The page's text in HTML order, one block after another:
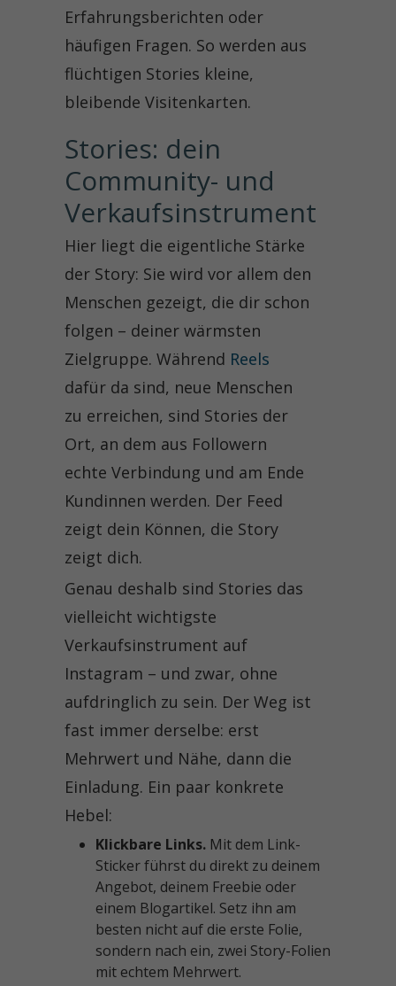
Erfahrungsberichten oder
häufigen Fragen. So werden aus
flüchtigen Stories kleine,
bleibende Visitenkarten.
Stories: dein
Community- und
Verkaufsinstrument
Hier liegt die eigentliche Stärke
der Story: Sie wird vor allem den
Menschen gezeigt, die dir schon
folgen – deiner wärmsten
Zielgruppe. Während Reels
dafür da sind, neue Menschen
zu erreichen, sind Stories der
Ort, an dem aus Followern
echte Verbindung und am Ende
Kundinnen werden. Der Feed
zeigt dein Können, die Story
zeigt dich.
Genau deshalb sind Stories das
vielleicht wichtigste
Verkaufsinstrument auf
Instagram – und zwar, ohne
aufdringlich zu sein. Der Weg ist
fast immer derselbe: erst
Mehrwert und Nähe, dann die
Einladung. Ein paar konkrete
Hebel:
Klickbare Links. Mit dem Link-
Sticker führst du direkt zu deinem
Angebot, deinem Freebie oder
einem Blogartikel. Setz ihn am
besten nicht auf die erste Folie,
sondern nach ein, zwei Story-Folien
mit echtem Mehrwert.